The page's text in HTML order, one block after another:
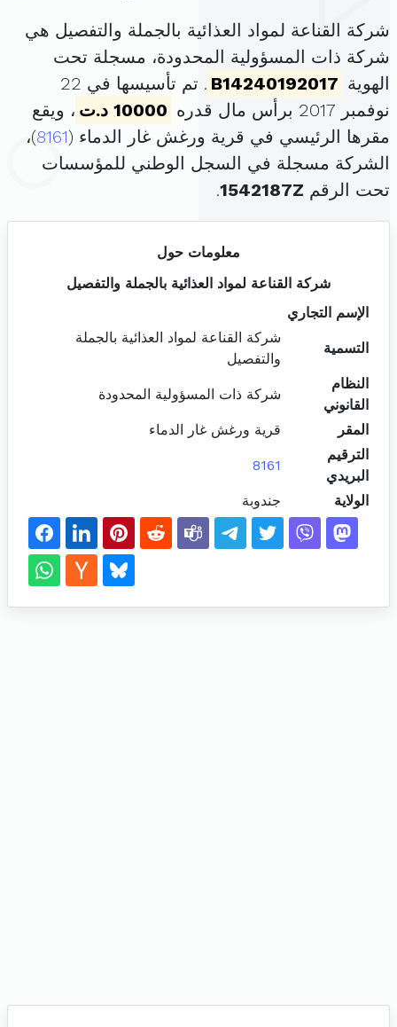
شركة القناعة لمواد العذائية بالجملة والتفصيل هي
شركة ذات المسؤولية المحدودة، مسجلة تحت
الهوية B14240192017
. تم تأسيسها في 22
نوفمبر 2017 برأس مال قدره
10000 د.ت
، ويقع
مقرها الرئيسي في قرية ورغش غار الدماء (8161)،
الشركة مسجلة في السجل الوطني للمؤسسات
تحت الرقم 1542187Z
.
معلومات حول
شركة القناعة لمواد العذائية بالجملة والتفصيل
الإسم التجاري
التسمية
شركة القناعة لمواد العذائية بالجملة
والتفصيل
النظام
القانوني
شركة ذات المسؤولية المحدودة
المقر
قرية ورغش غار الدماء
الترقيم
البريدي
8161
الولاية جندوبة